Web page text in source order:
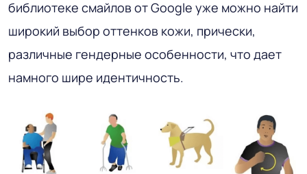
библиотеке смайлов от Google уже можно найти
широкий выбор оттенков кожи, прически,
различные гендерные особенности, что дает
намного шире идентичность.